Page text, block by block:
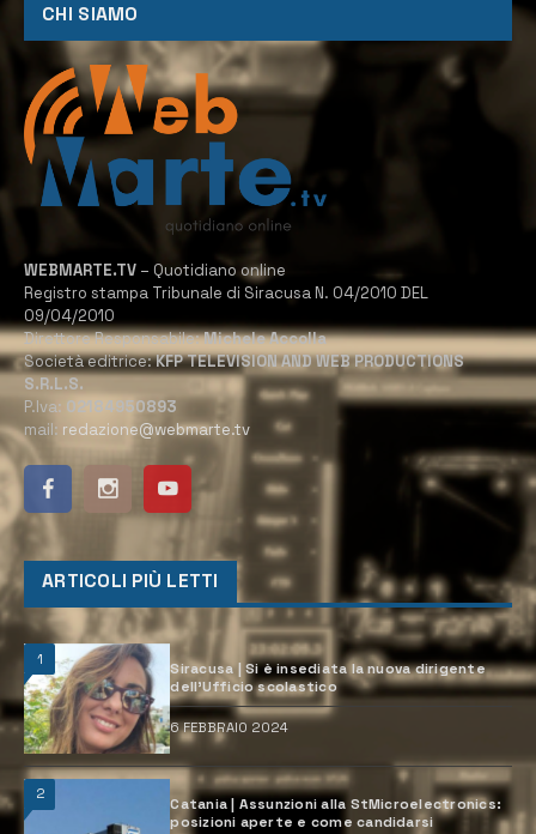
CHI SIAMO
WEBMARTE.TV – Quotidiano online
Registro stampa Tribunale di Siracusa N. 04/2010 DEL
09/04/2010
Direttore Responsabile:Michele Accolla
Società editrice:KFP TELEVISION AND WEB PRODUCTIONS
S.R.L.S.
P.Iva: 02184950893
mail: redazione@webmarte.tv
ARTICOLI PIÙ LETTI
1
Siracusa | Si è insediata la nuova dirigente
dell’Ufficio scolastico
6 FEBBRAIO 2024
2
Catania | Assunzioni alla StMicroelectronics:
posizioni aperte e come candidarsi